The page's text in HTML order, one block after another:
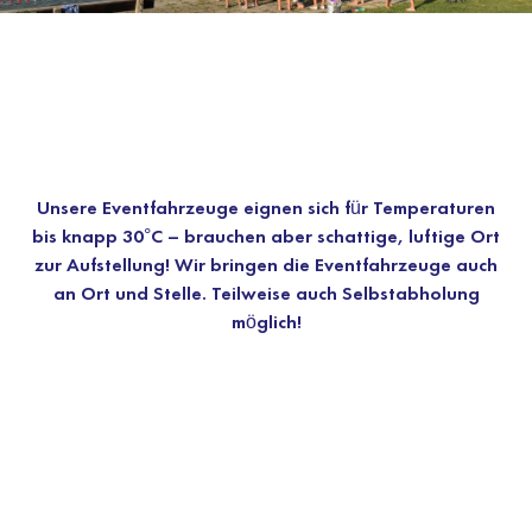
Unsere Eventfahrzeuge eignen sich für Temperaturen
bis knapp 30°C – brauchen aber schattige, luftige Ort
zur Aufstellung! Wir bringen die Eventfahrzeuge auch
an Ort und Stelle. Teilweise auch Selbstabholung
möglich!